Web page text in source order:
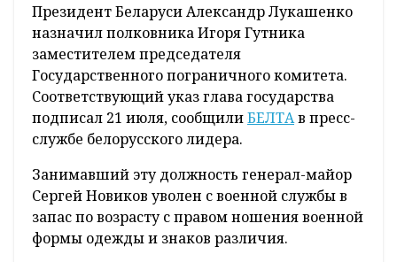
Президент Беларуси Александр Лукашенко
назначил полковника Игоря Гутника
заместителем председателя
Государственного пограничного комитета.
Соответствующий указ глава государства
подписал 21 июля, сообщилиБЕЛТАв пресс-
службе белорусского лидера.
Занимавший эту должность генерал-майор
Сергей Новиков уволен с военной службы в
запас по возрасту с правом ношения военной
формы одежды и знаков различия.